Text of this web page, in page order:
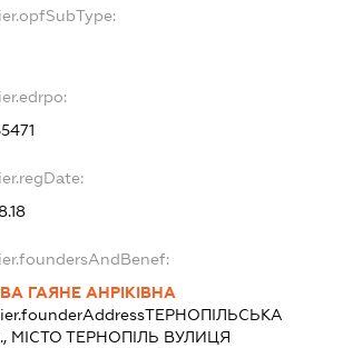
ГАЯНЕ АНРІКІВНА
ТЕРНОПІЛЬСЬКА
МІСТО ТЕРНОПІЛЬ ВУЛИЦЯ